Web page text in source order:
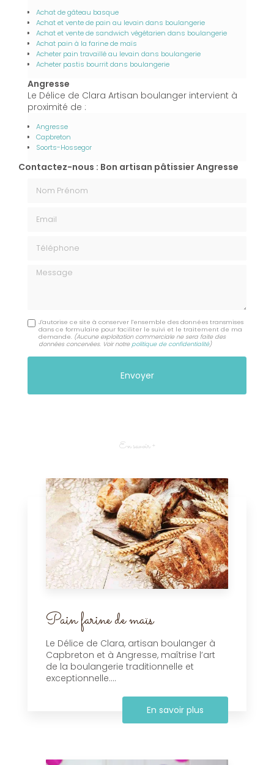
Achat de gâteau basque
Achat et vente de pain au levain dans boulangerie
Achat et vente de sandwich végétarien dans boulangerie
Achat pain à la farine de maïs
Acheter pain travaillé au levain dans boulangerie
Acheter pastis bourrit dans boulangerie
Angresse
Le Délice de Clara Artisan boulanger intervient à
proximité de :
Angresse
Capbreton
Soorts-Hossegor
Contactez-nous : Bon artisan pâtissier Angresse
Message
J'autorise ce site à conserver l'ensemble des données transmises
dans ce formulaire pour faciliter le suivi et le traitement de ma
demande. (Aucune exploitation commerciale ne sera faite des
données concervées. Voir notre politique de confidentialité)
En savoir +
Pain farine de maïs
Le Délice de Clara, artisan boulanger à
Capbreton et à Angresse, maîtrise l’art
de la boulangerie traditionnelle et
exceptionnelle....
En savoir plus